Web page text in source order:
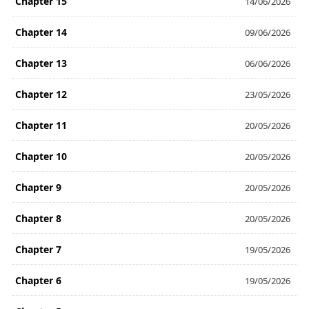
Chapter 14 09/06/2026
Chapter 13 06/06/2026
Chapter 12 23/05/2026
Chapter 11 20/05/2026
Chapter 10 20/05/2026
Chapter 9 20/05/2026
Chapter 8 20/05/2026
Chapter 7 19/05/2026
Chapter 6 19/05/2026